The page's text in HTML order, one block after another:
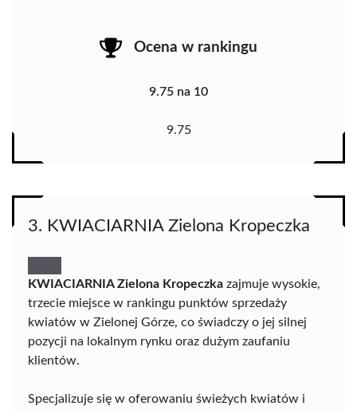
Ocena w rankingu
9.75 na 10
9.75
3. KWIACIARNIA Zielona Kropeczka
KWIACIARNIA Zielona Kropeczka zajmuje wysokie,
trzecie miejsce w rankingu punktów sprzedaży
kwiatów w Zielonej Górze, co świadczy o jej silnej
pozycji na lokalnym rynku oraz dużym zaufaniu
klientów.
Specjalizuje się w oferowaniu świeżych kwiatów i